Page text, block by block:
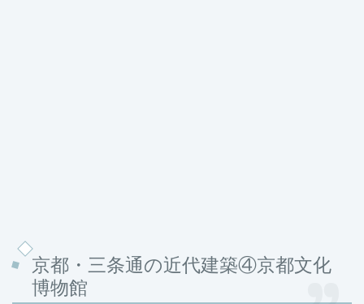
京都・三条通の近代建築④京都文化
博物館